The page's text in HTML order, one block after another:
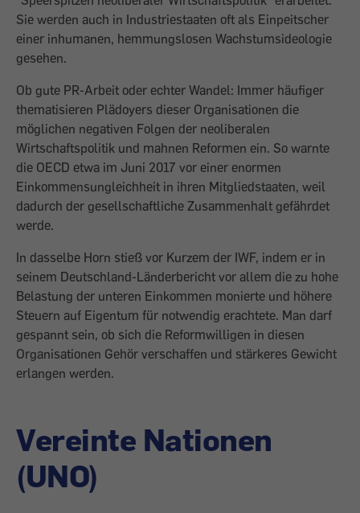
Sie werden auch in Industriestaaten oft als Einpeitscher
einer inhumanen, hemmungslosen Wachstumsideologie
gesehen.
Ob gute PR-Arbeit oder echter Wandel: Immer häufiger
thematisieren Plädoyers dieser Organisationen die
möglichen negativen Folgen der neoliberalen
Wirtschaftspolitik und mahnen Reformen ein. So warnte
die OECD etwa im Juni 2017 vor einer enormen
Einkommensungleichheit in ihren Mitgliedstaaten, weil
dadurch der gesellschaftliche Zusammenhalt gefährdet
werde.
In das­selbe Horn stieß vor Kurzem der IWF, indem er in
seinem Deutschland-Länderbericht vor allem die zu hohe
Belas­tung der unteren Einkommen monierte und höhere
Steuern auf Eigentum für not­wendig erachtete. Man darf
gespannt sein, ob sich die Reformwilligen in diesen
Organisationen Gehör verschaffen und stärkeres Gewicht
erlangen werden.
Vereinte Nationen
(UNO)